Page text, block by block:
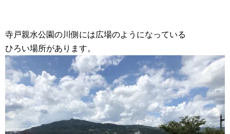
寺戸親水公園の川側には広場のようになっている
ひろい場所があります。